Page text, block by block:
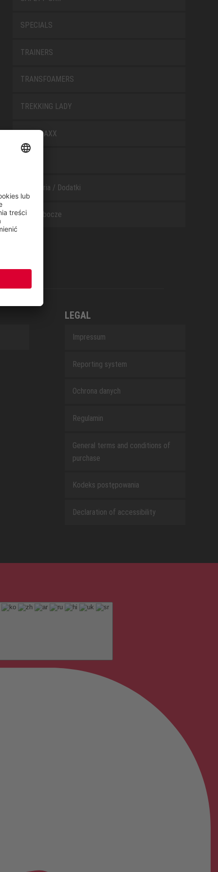
SPECIALS
TRAINERS
TRANSFOAMERS
TREKKING LADY
WELLMAXX
Akcesoria / Dodatki
Buty robocze
LEGAL
Impressum
Reporting system
Ochrona danych
Regulamin
General terms and conditions of
purchase
Kodeks postępowania
Declaration of accessibility